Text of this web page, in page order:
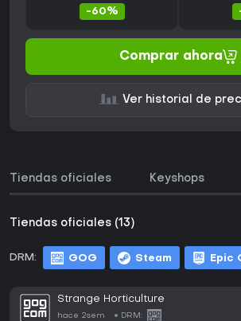
-60%
Comprar ahora
Ver historial de
Tiendas oficiales Keyshops
Tiendas oficiales (13)
DRM: GOG Steam Epic
Strange Horticulture
hace 2sem DRM: